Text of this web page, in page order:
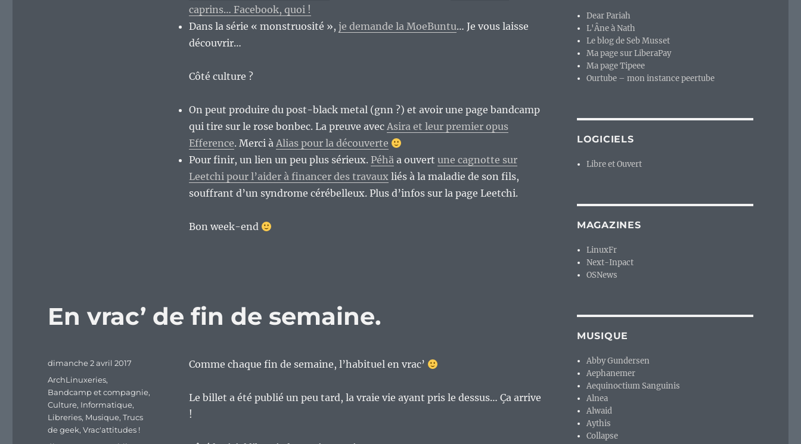
caprins… Facebook, quoi !
Dans la série « monstruosité », je demande la MoeBuntu… Je vous laisse
découvrir…
Côté culture ?
On peut produire du post-black metal (gnn ?) et avoir une page bandcamp
qui tire sur le rose bonbec. La preuve avec Asira et leur premier opus
Efference. Merci à Alias pour la découverte
Pour finir, un lien un peu plus sérieux. Péhäa ouvert une cagnotte sur
Leetchi pour l’aider à financer des travauxliés à la maladie de son fils,
souffrant d’un syndrome cérébelleux. Plus d’infos sur la page Leetchi.
Bon week-end
En vrac’ de fin de semaine.
Comme chaque fin de semaine, l’habituel en vrac’
Le billet a été publié un peu tard, la vraie vie ayant pris le dessus… Ça arrive
!
Publié
dimanche 2 avril 2017
Catégories
ArchLinuxeries,
Bandcamp et compagnie,
Culture, Informatique,
Libreries, Musique,Trucs
de geek,Vrac'attitudes !
Dear Pariah
L'Âne à Nath
Le blog de Seb Musset
Ma page sur LiberaPay
Ma page Tipeee
Ourtube – mon instance peertube
LOGICIELS
Libre et Ouvert
MAGAZINES
LinuxFr
Next-Inpact
OSNews
MUSIQUE
Abby Gundersen
Aephanemer
Aequinoctium Sanguinis
Alnea
Alwaid
Aythis
Collapse